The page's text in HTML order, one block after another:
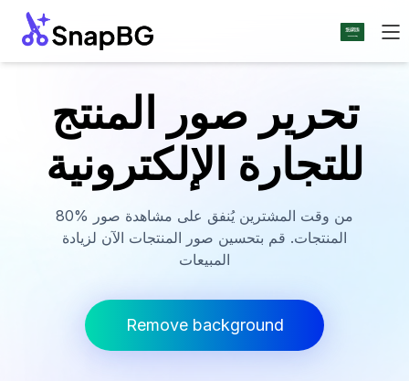
تحرير صور المنتج
للتجارة الإلكترونية
80% من وقت المشترين يُنفق على مشاهدة صور
المنتجات. قم بتحسين صور المنتجات الآن لزيادة
المبيعات
Remove background